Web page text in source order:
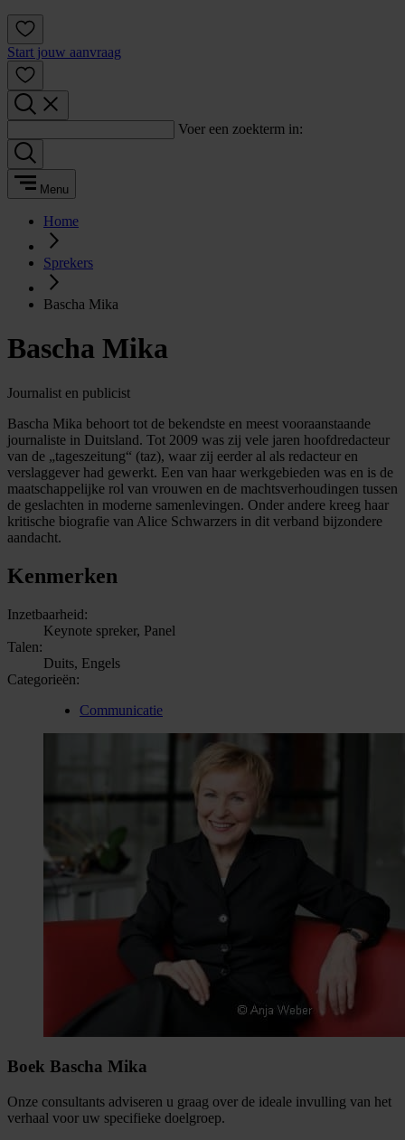
Start jouw aanvraag
Voer een zoekterm in:
Menu
Home
Sprekers
Bascha Mika
Bascha Mika
Journalist en publicist
Bascha Mika behoort tot de bekendste en meest vooraanstaande
journaliste in Duitsland. Tot 2009 was zij vele jaren hoofdredacteur
van de „tageszeitung“ (taz), waar zij eerder al als redacteur en
verslaggever had gewerkt. Een van haar werkgebieden was en is de
maatschappelijke rol van vrouwen en de machtsverhoudingen tussen
de geslachten in moderne samenlevingen. Onder andere kreeg haar
kritische biografie van Alice Schwarzers in dit verband bijzondere
aandacht.
Kenmerken
Inzetbaarheid:
Keynote spreker, Panel
Talen:
Duits, Engels
Categorieën:
Communicatie
Boek Bascha Mika
Onze consultants adviseren u graag over de ideale invulling van het
verhaal voor uw specifieke doelgroep.